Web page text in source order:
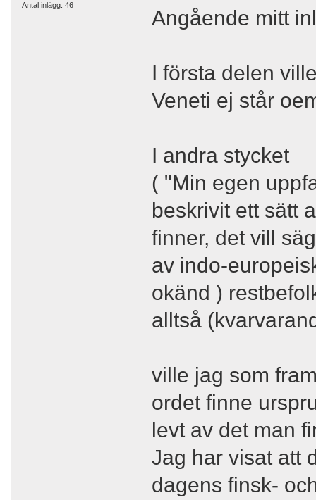
Antal inlägg: 46
Angående mitt
I första delen
Veneti ej står
I andra stycket
( "Min egen
beskrivit ett sätt
finner, det vill
av indo-
okänd )
alltså
ville jag som
ordet finne
levt av det man
Jag har visat att
dagens finsk-